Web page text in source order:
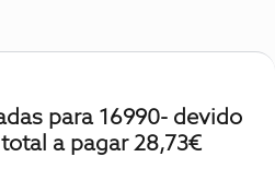
para 16990- devido
a pagar 28,73€